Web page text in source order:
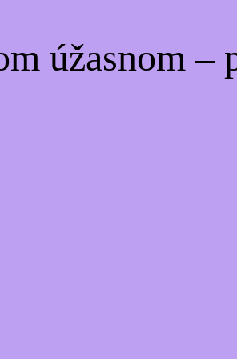
úžasnom –